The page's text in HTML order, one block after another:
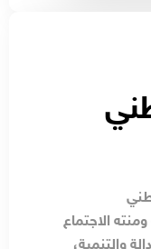
الله ومنته الاجتماع